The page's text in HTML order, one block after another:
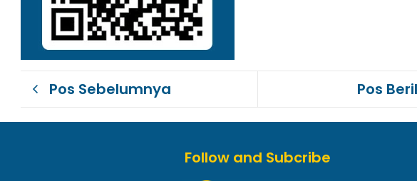
Pos Sebelumnya Pos
Follow and Subcribe